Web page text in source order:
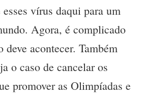
vírus daqui para um
Agora, é complicado
deve acontecer. Também
o caso de cancelar os
promover as Olimpíadas e